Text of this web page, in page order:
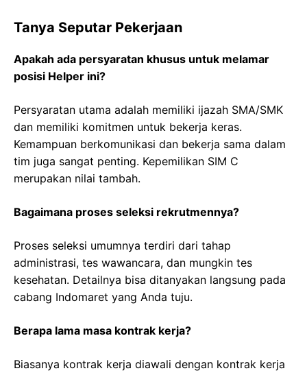
Tanya Seputar Pekerjaan
Apakah ada persyaratan khusus untuk melamar
posisi Helper ini?
Persyaratan utama adalah memiliki ijazah SMA/SMK
dan memiliki komitmen untuk bekerja keras.
Kemampuan berkomunikasi dan bekerja sama dalam
tim juga sangat penting. Kepemilikan SIM C
merupakan nilai tambah.
Bagaimana proses seleksi rekrutmennya?
Proses seleksi umumnya terdiri dari tahap
administrasi, tes wawancara, dan mungkin tes
kesehatan. Detailnya bisa ditanyakan langsung pada
cabang Indomaret yang Anda tuju.
Berapa lama masa kontrak kerja?
Biasanya kontrak kerja diawali dengan kontrak kerja